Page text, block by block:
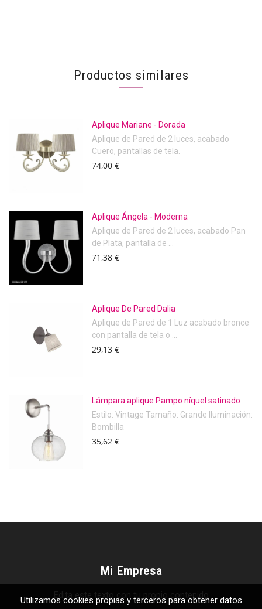
Productos similares
Aplique Mariane - Dorada
Aplique de Pared de 2 luces, acabado
Cuero, pantallas de tela.
74,00 €
Aplique Ángela - Moderna
Aplique de Pared de 2 luces, acabado Pan
de Plata, pantalla de ...
71,38 €
Aplique De Pared Dalia
Aplique de Pared de 1 Luz acabado bronce
con pantalla de tela o ...
29,13 €
Lámpara aplique Pampo níquel satinado
Estilo: Vintage Tamaño: Grande Iluminación:
Bombilla
35,62 €
Mi Empresa
Edita este texto con tu propio contenido
Utilizamos cookies propias y terceros para obtener datos